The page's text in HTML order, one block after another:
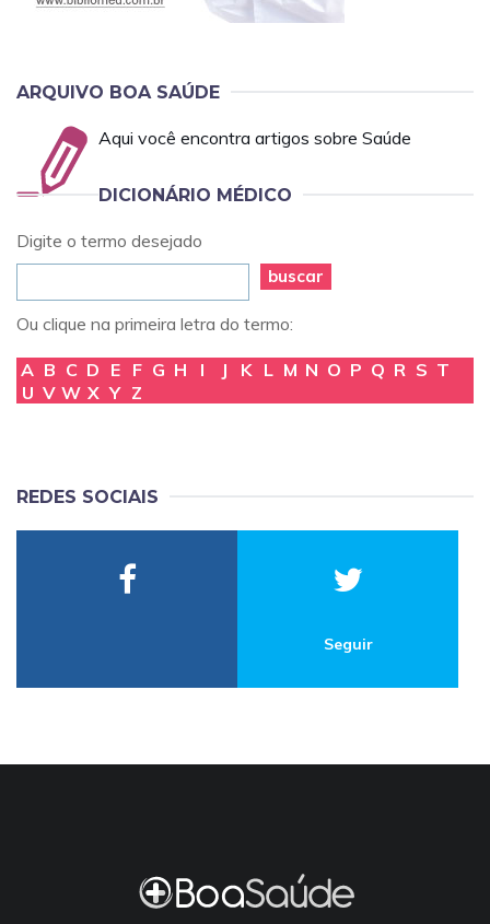
ARQUIVO BOA SAÚDE
Aqui você encontra artigos sobre Saúde
DICIONÁRIO MÉDICO
Digite o termo desejado
buscar
Ou clique na primeira letra do termo:
A B C D E F G H I J K L M N O P Q R S T
U V W X Y Z
REDES SOCIAIS
Seguir